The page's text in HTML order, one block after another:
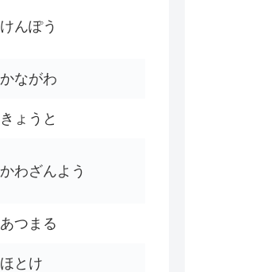
けんぽう
かながわ
きょうと
かわざんよう
あつまる
ほとけ